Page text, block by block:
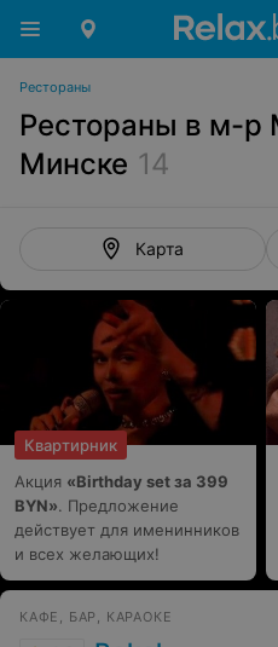
Рестораны
Рестораны в м-р
Минске 14
Карта
Квартирник
Акция «Birthday set за 399
BYN». Предложение
действует для именинников
и всех желающих!
КАФЕ, БАР, КАРАОКЕ